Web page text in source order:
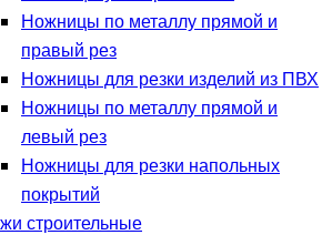
Ножницы по металлу прямой и
правый рез
Ножницы для резки изделий из ПВХ
Ножницы по металлу прямой и
левый рез
Ножницы для резки напольных
покрытий
строительные